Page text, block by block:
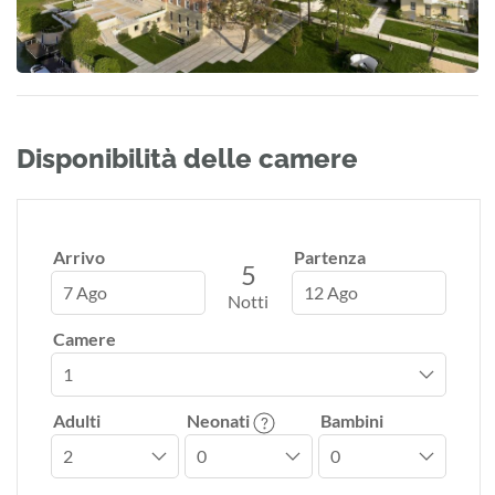
Disponibilità delle camere
Arrivo
7 Ago
5
Notti
Partenza
12 Ago
Camere
Adulti Neonati Bambini